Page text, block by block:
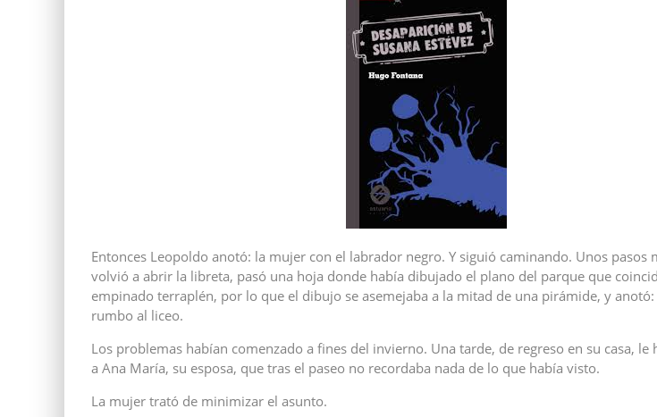
Entonces Leopoldo anotó: la mujer con el labrador negro. Y siguió caminando. Unos pasos
volvió a abrir la libreta, pasó una hoja donde había dibujado el plano del parque que
empinado terraplén, por lo que el dibujo se asemejaba a la mitad de una pirámide, y
rumbo al liceo.
Los problemas habían comenzado a fines del invierno. Una tarde, de regreso en su casa, le
a Ana María, su esposa, que tras el paseo no recordaba nada de lo que había visto.
La mujer trató de minimizar el asunto.